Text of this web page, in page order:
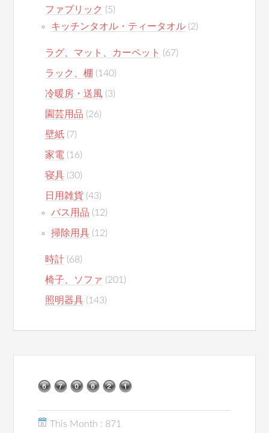
ファブリック (5)
キッチンタオル・ティータオル (2)
ラグ、マット、カーペット (67)
ラック、棚 (140)
冷暖房・送風 (3)
園芸用品 (26)
壁紙 (7)
家電 (16)
寝具 (30)
日用雑貨 (43)
バス用品 (12)
掃除用具 (12)
時計 (68)
椅子、ソファ (201)
照明器具 (143)
This Month : 871